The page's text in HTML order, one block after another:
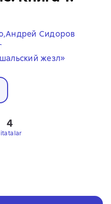
Андрей Сидоров
жезл»
4